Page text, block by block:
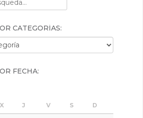
CATEGORÍAS:
FECHA:
X J V S D